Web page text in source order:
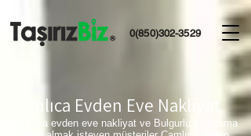
0(850)302-3529
Çamlıca Evden Eve Nakliyat
Çamlıca evden eve nakliyat ve Bulgurlu depolama